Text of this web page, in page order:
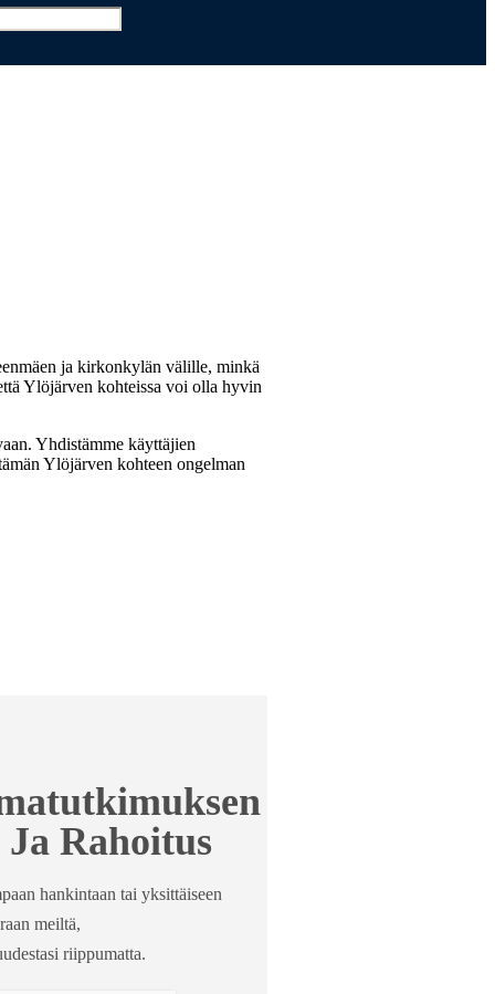
ja kirkonkylän välille, minkä
Ylöjärven kohteissa voi olla hyvin
Yhdistämme käyttäjien
Ylöjärven kohteen ongelman
Rahoitus
hankintaan tai yksittäiseen
meiltä,
riippumatta.